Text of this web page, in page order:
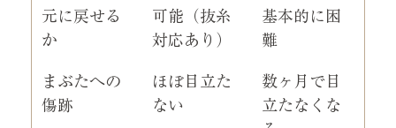
元に戻せる
か
可能（抜糸
対応あり）
基本的に困
難
まぶたへの
傷跡
ほぼ目立た
ない
数ヶ月で目
立たなくな